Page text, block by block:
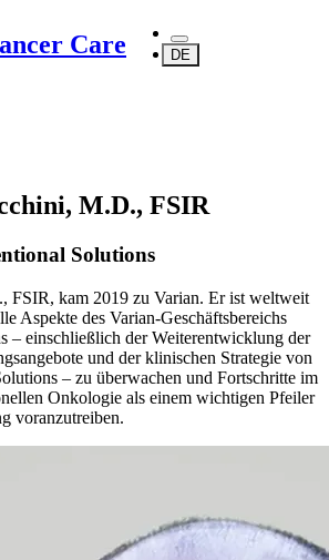
Care DE
M.D., FSIR
Solutions
FSIR, kam 2019 zu Varian. Er ist weltweit
Aspekte des Varian-Geschäftsbereichs
– einschließlich der Weiterentwicklung der
und der klinischen Strategie von
– zu überwachen und Fortschritte im
Onkologie als einem wichtigen Pfeiler
voranzutreiben.